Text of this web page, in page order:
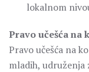
lokalnom
Pravo učešća na
Pravo učešća na
mladih, udruženja